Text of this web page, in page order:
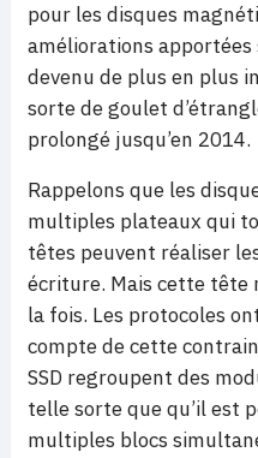
pour les disques
améliorations apportées
devenu de plus en plus
sorte de goulet
prolongé jusqu’en 2014.
Rappelons que les
multiples plateaux qui
têtes peuvent réaliser
écriture. Mais cette tête
la fois. Les protocoles
compte de cette
SSD regroupent des
telle sorte que qu’il est
multiples blocs